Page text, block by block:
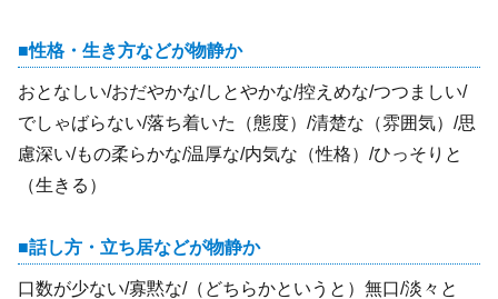
性格・生き方などが物静か
おとなしい/おだやかな/しとやかな/控えめな/つつましい/
でしゃばらない/落ち着いた（態度）/清楚な（雰囲気）/思
慮深い/もの柔らかな/温厚な/内気な（性格）/ひっそりと
（生きる）
話し方・立ち居などが物静か
口数が少ない/寡黙な/（どちらかというと）無口/淡々と